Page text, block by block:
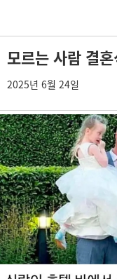
모르는 사람 결
2025년 6월 24일